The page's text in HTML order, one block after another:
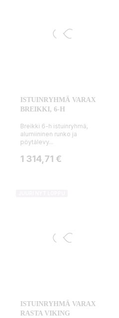
ISTUINRYHMÄ VARAX
BREIKKI, 6-H
Breikki 6-h istuinryhmä,
alumiininen runko ja
pöytälevy...
Hinta
1 314,71 €
ISTUINRYHMÄ VARAX
RASTA VIKING